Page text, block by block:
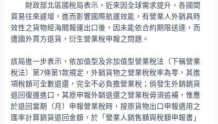
財政部北區國稅局表示，近來因全球需求提升，各國間
貿易往來遽增，進而影響國際航運效能，有營業人外銷具時
效性之貨物經海關報運出口後，因未能依合約期限送達，而
遭國外買方退貨，衍生營業稅申報之問題。
該局進一步表示，依加值型及非加值型營業稅法（下稱營業
稅法）第7條第1款規定，外銷貨物之營業稅稅率為零，其進
項稅額可全數退還，完全不必負擔營業稅；倘發生外銷銷貨
退回復運進口，其原申報外銷退還之營業稅毋須追補，惟應
於退回當期（月）申報營業稅時，按原貨物出口申報適用之
匯率計算銷貨退回金額，於「營業人銷售額與稅額申報書」